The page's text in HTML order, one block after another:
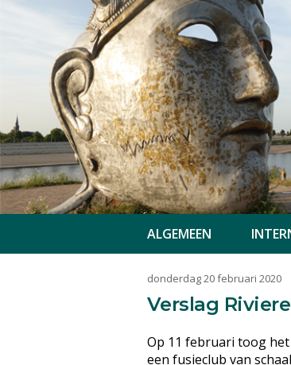
donderdag 20 februari 2020
Verslag
Op 11 februari toog
een fusieclub van
ALGEMEEN